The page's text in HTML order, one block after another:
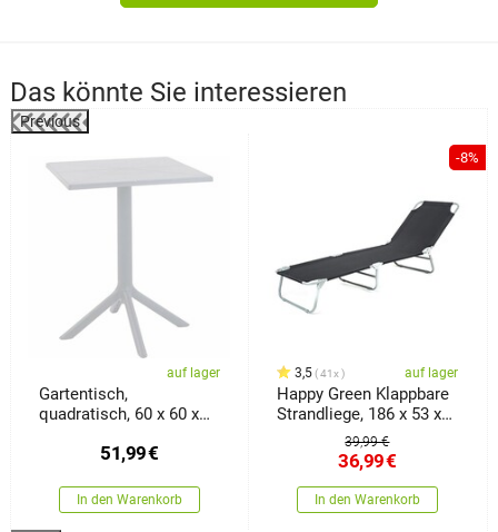
Das könnte Sie interessieren
Previous
auf lager
Gartentisch,
quadratisch, 60 x 60 x
51,99€
In den Warenkorb
-8%
3,5 41x auf lager
Happy Green Klappbare
Strandliege, 186 x 53 x
39,99 €
36,99€
In den Warenkorb